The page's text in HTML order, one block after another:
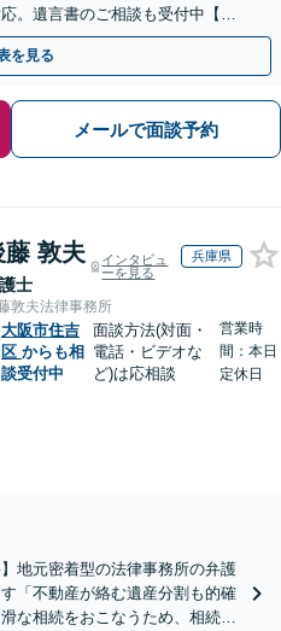
。遺言書のご相談も受付中【夜
全個室】
を見る
メールで面談予約
藤 敦夫
士
インタビュ
ーを見る
兵庫県
敦夫法律事務所
大阪市住吉
区 からも相
談受付中
面談方法(対面・
電話・ビデオな
ど)は応相談
営業時
間：本日
定休日
地元密着型の法律事務所の弁護
「不動産が絡む遺産分割も的確
な相続をおこなうため、相続問